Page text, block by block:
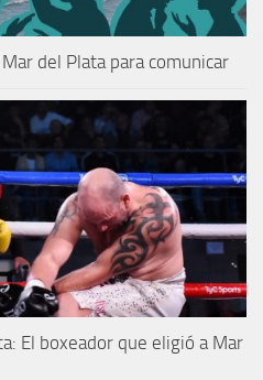
del Plata para comunicar
El boxeador que eligió a Mar